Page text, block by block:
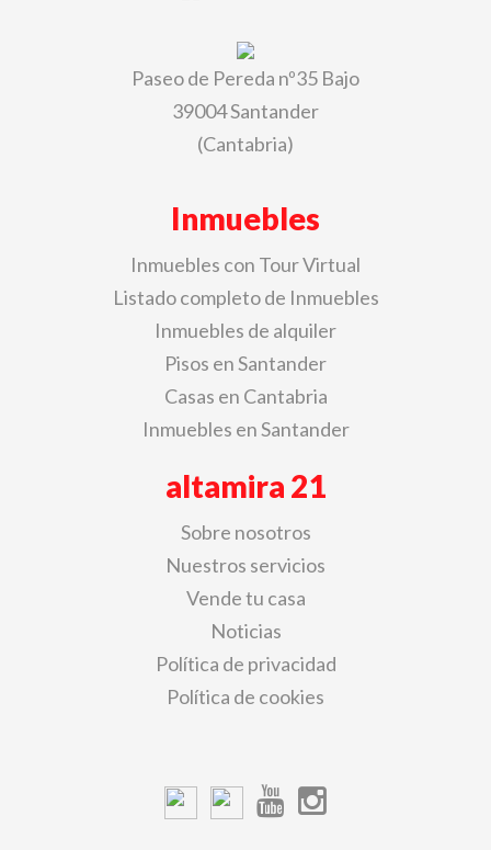
Paseo de Pereda nº35 Bajo
39004 Santander
(Cantabria)
Inmuebles
Inmuebles con Tour Virtual
Listado completo de Inmuebles
Inmuebles de alquiler
Pisos en Santander
Casas en Cantabria
Inmuebles en Santander
altamira 21
Sobre nosotros
Nuestros servicios
Vende tu casa
Noticias
Política de privacidad
Política de cookies